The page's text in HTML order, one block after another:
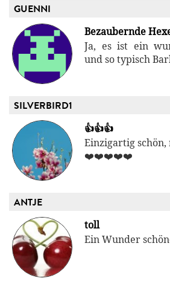
GUENNI
Bezaubernde
Ja, es ist ein
und so typisch
SILVERBIRD1
👍👍👍
Einzigartig schön,
❤️❤️❤️❤️❤️
ANTJE
toll
Ein Wunder